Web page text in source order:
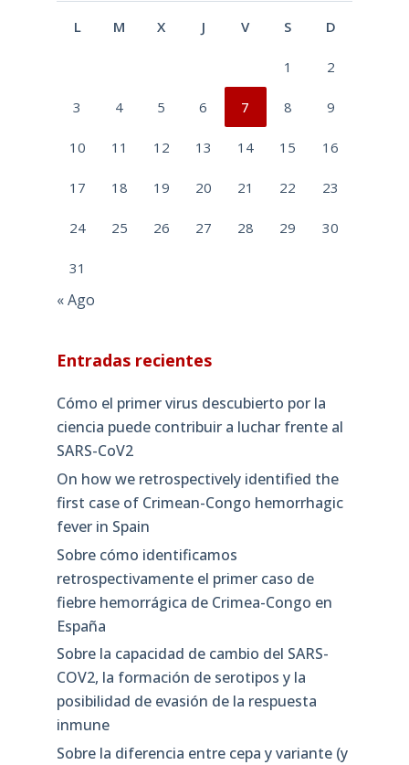
L M X J V S D
1 2
3 4 5 6 7 8 9
10 11 12 13 14 15 16
17 18 19 20 21 22 23
24 25 26 27 28 29 30
31
« Ago
Entradas recientes
Cómo el primer virus descubierto por la
ciencia puede contribuir a luchar frente al
SARS-CoV2
On how we retrospectively identified the
first case of Crimean-Congo hemorrhagic
fever in Spain
Sobre cómo identificamos
retrospectivamente el primer caso de
fiebre hemorrágica de Crimea-Congo en
España
Sobre la capacidad de cambio del SARS-
COV2, la formación de serotipos y la
posibilidad de evasión de la respuesta
inmune
Sobre la diferencia entre cepa y variante (y